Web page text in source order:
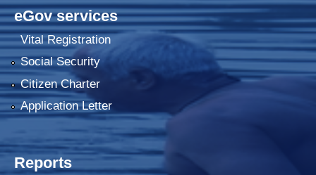
eGov services
Vital Registration
Social Security
Citizen Charter
Application Letter
Reports